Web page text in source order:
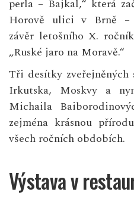
perla – Bajkal,“ která
Horově ulici v Brně –
závěr letošního X.
„Ruské jaro na Moravě.“
Tři desítky
Irkutska, Moskvy a
Michaila
zejména krásnou
všech ročních obdobích.
Výstava v